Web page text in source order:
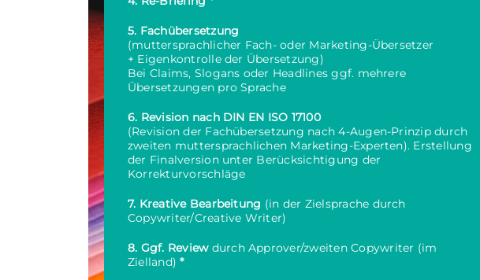
5. Fachübersetzung
(muttersprachlicher Fach- oder Marketing-Übersetzer
+ Eigenkontrolle der Übersetzung)
Bei Claims, Slogans oder Headlines ggf. mehrere
Übersetzungen pro Sprache
6. Revision nach DIN EN ISO 17100
(Revision der Fachübersetzung nach 4-Augen-Prinzip durch
zweiten muttersprachlichen Marketing-Experten). Erstellung
der Finalversion unter Berücksichtigung der
Korrekturvorschläge
7. Kreative Bearbeitung (in der Zielsprache durch
Copywriter/Creative Writer)
8. Ggf. Reviewdurch Approver/zweiten Copywriter (im
Zielland)*